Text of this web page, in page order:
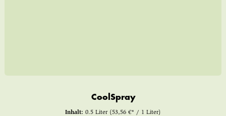
CoolSpray
Inhalt: 0.5 Liter (53,56 €* / 1 Liter)